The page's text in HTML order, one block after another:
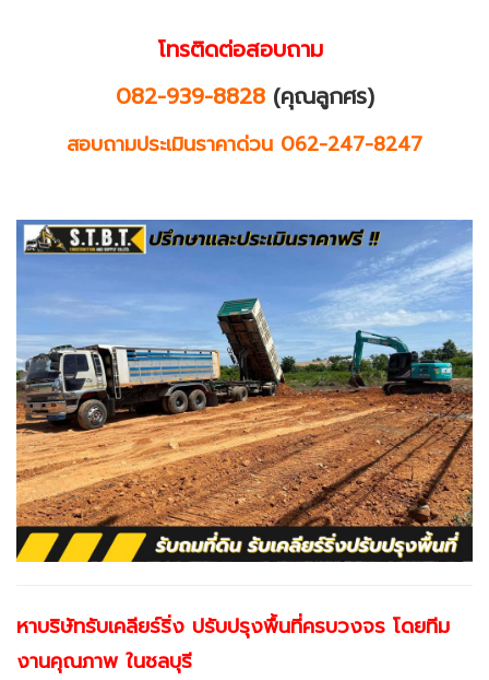
โทรติดต่อสอบถาม
082-939-8828(คุณลูกศร)
สอบถามประเมินราคาด่วน 062-247-8247
หาบริษัทรับเคลียร์ริ่ง ปรับปรุงพื้นที่ครบวงจร โดยทีม
งานคุณภาพในชลบุรี